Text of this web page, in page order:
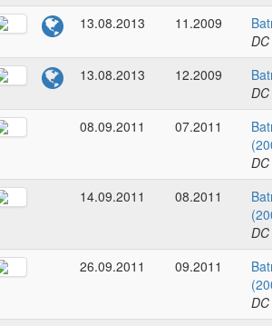
13.08.2013
11.2009
13.08.2013
12.2009
08.09.2011
07.2011
14.09.2011
08.2011
26.09.2011
09.2011